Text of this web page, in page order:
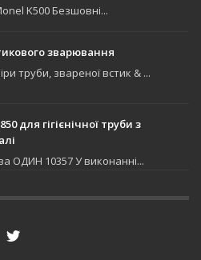
K500 Безшовні...
зварювання
труби, звареної встик & ...
для гігієнічної труби з
ОДИН 10357 У виконанні...